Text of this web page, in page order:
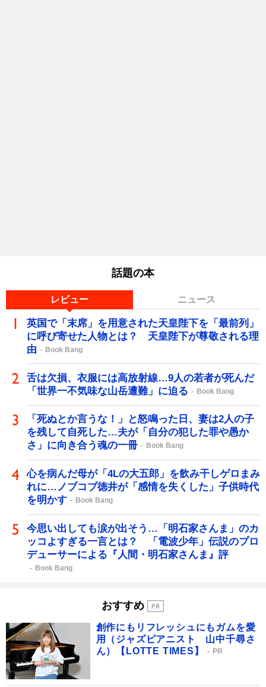
話題の本
レビュー ニュース
英国で「末席」を用意された天皇陛下を「最前列」
に呼び寄せた人物とは？ 天皇陛下が尊敬される理
由
Book Bang
舌は欠損、衣服には高放射線…9人の若者が死んだ
「世界一不気味な山岳遭難」に迫る
Book Bang
「死ぬとか言うな！」と怒鳴った日、妻は2人の子
を残して自死した…夫が「自分の犯した罪や愚か
さ」に向き合う魂の一冊
Book Bang
心を病んだ母が「4Lの大五郎」を飲み干しゲロまみ
れに…ノブコブ徳井が「感情を失くした」子供時代
を明かす
Book Bang
今思い出しても涙が出そう…「明石家さんま」のカ
ッコよすぎる一言とは？ 「電波少年」伝説のプロ
デューサーによる『人間・明石家さんま』評
Book Bang
おすすめ
創作にもリフレッシュにもガムを愛
用（ジャズピアニスト 山中千尋さ
ん）【LOTTE TIMES】
PR